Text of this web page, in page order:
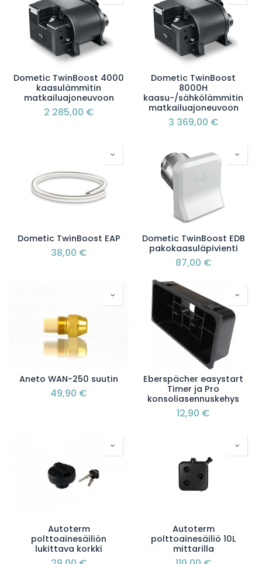
Dometic TwinBoost 4000
kaasulämmitin
matkailuajoneuvoon
2 285,00 €
Dometic TwinBoost
8000H
kaasu-/sähkölämmitin
matkailuajoneuvoon
3 369,00 €
Dometic TwinBoost EAP
38,00 €
Dometic TwinBoost EDB
pakokaasuläpivienti
87,00 €
Aneto WAN-250 suutin
49,90 €
Eberspächer easystart
Timer ja Pro
konsoliasennuskehys
12,90 €
Autoterm
polttoainesäiliön
lukittava korkki
Autoterm
polttoainesäiliö 10L
mittarilla